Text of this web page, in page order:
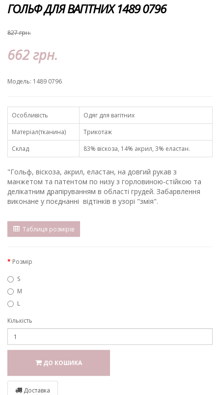
ГОЛЬФ ДЛЯ ВАГІТНИХ 1489 0796
827 грн.
662 грн.
Модель: 1489 0796
Особливість
Одяг для вагітних
Матеріал(тканина)
Трикотаж
Склад
83% віскоза, 14% акрил, 3% еластан.
"Гольф, віскоза, акрил, еластан, на довгий рукав з
манжетом та патентом по низу з горловиною-стійкою та
делікатним драпіруванням в області грудей. Забарвлення
виконане у поєднанні відтінків в узорі "змія".
Таблиця розмірів
Розмір
S
M
L
Кількість
ДО КОШИКА
Доставка